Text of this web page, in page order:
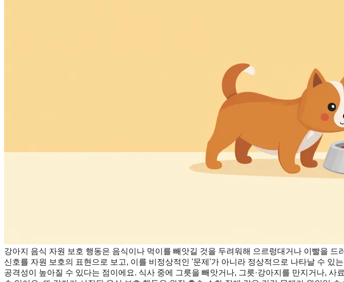
강아지 음식 자원 보호 행동은 음식이나 먹이를 빼앗길 것을 두려워해 으르렁대거나 이빨을
신호를 자원 보호의 표현으로 보고, 이를 비정상적인 '문제'가 아니라 정상적으로 나타날 수 있
공격성이 높아질 수 있다는 점이에요. 식사 중에 그릇을 빼앗거나, 그릇·강아지를 만지거나,